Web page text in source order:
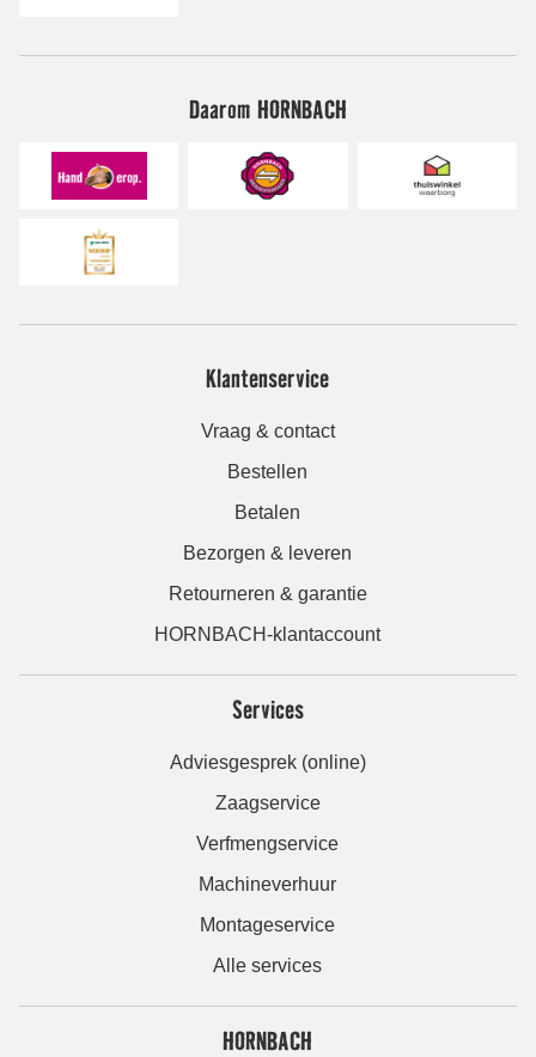
Daarom HORNBACH
Klantenservice
Vraag & contact
Bestellen
Betalen
Bezorgen & leveren
Retourneren & garantie
HORNBACH-klantaccount
Services
Adviesgesprek (online)
Zaagservice
Verfmengservice
Machineverhuur
Montageservice
Alle services
HORNBACH